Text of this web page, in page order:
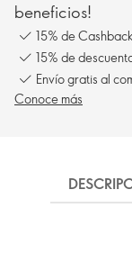
beneficios!
15% de
15% de
Conoce más